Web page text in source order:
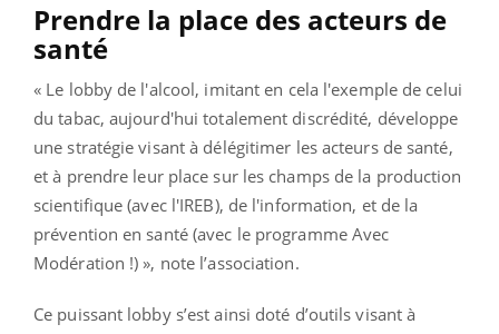
Prendre la place des acteurs de
santé
« Le lobby de l'alcool, imitant en cela l'exemple de celui
du tabac, aujourd'hui totalement discrédité, développe
une stratégie visant à délégitimer les acteurs de santé,
et à prendre leur place sur les champs de la production
scientifique (avec l'IREB), de l'information, et de la
prévention en santé (avec le programme Avec
Modération !) », note l’association.
Ce puissant lobby s’est ainsi doté d’outils visant à